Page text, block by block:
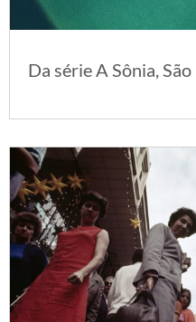
Da série A Sônia,